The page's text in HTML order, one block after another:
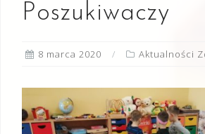
Poszukiwaczy
8 marca 2020 Aktualności